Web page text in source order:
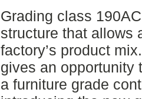
Grading class
structure that allows
factory’s product
gives an opportunity
a furniture grade